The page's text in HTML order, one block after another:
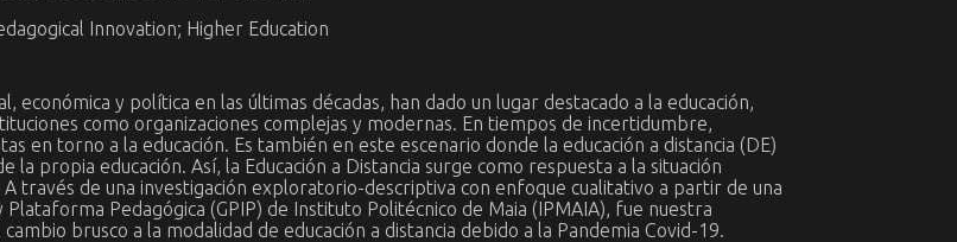
Innovation; Higher Education
económica y política en las últimas décadas, han dado un lugar destacado a la educación,
como organizaciones complejas y modernas. En tiempos de incertidumbre,
en torno a la educación. Es también en este escenario donde la educación a distancia (DE)
propia educación. Así, la Educación a Distancia surge como respuesta a la situación
través de una investigación exploratorio-descriptiva con enfoque cualitativo a partir de una
Pedagógica (GPIP) de Instituto Politécnico de Maia (IPMAIA), fue nuestra
brusco a la modalidad de educación a distancia debido a la Pandemia Covid-19.